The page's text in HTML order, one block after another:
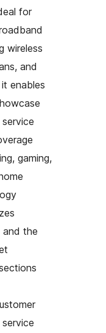
for
wireless
and
enables
gaming,
and the